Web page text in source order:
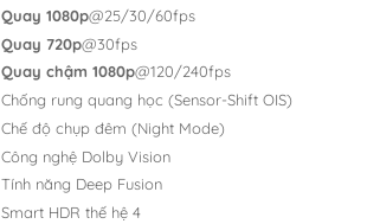
Quay 1080p@25/30/60fps
Quay 720p@30fps
Quay chậm 1080p@120/240fps
Chống rung quang học (Sensor-Shift OIS)
Chế độ chụp đêm (Night Mode)
Công nghệ Dolby Vision
Tính năng Deep Fusion
Smart HDR thế hệ 4